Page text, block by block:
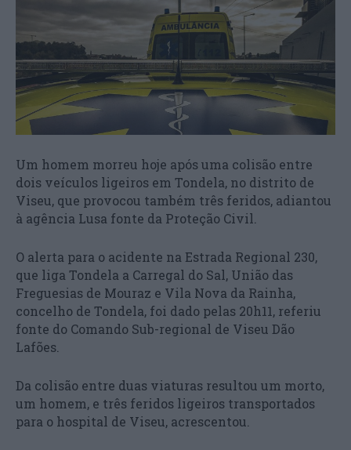
Um homem morreu hoje após uma colisão entre
dois veículos ligeiros em Tondela, no distrito de
Viseu, que provocou também três feridos, adiantou
à agência Lusa fonte da Proteção Civil.
O alerta para o acidente na Estrada Regional 230,
que liga Tondela a Carregal do Sal, União das
Freguesias de Mouraz e Vila Nova da Rainha,
concelho de Tondela, foi dado pelas 20h11, referiu
fonte do Comando Sub-regional de Viseu Dão
Lafões.
Da colisão entre duas viaturas resultou um morto,
um homem, e três feridos ligeiros transportados
para o hospital de Viseu, acrescentou.